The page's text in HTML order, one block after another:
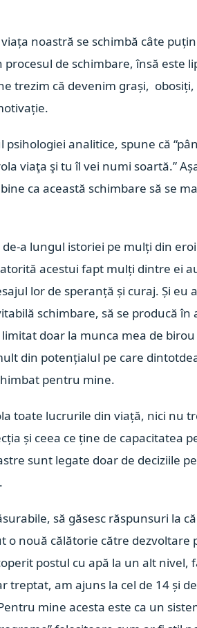
noastră se schimbă câte
de schimbare, însă este
trezim că devenim grași,
psihologiei analitice, spune că
viaţa şi tu îl vei numi soartă.”
ca această schimbare să se
a lungul istoriei pe mulți din
acestui fapt mulți dintre ei
lor de speranță și curaj. Și eu
schimbare, să se producă
doar la munca mea de birou
din potențialul pe care
pentru mine.
toate lucrurile din viață, nici nu
și ceea ce ține de capacitatea
sunt legate doar de deciziile
să găsesc răspunsuri la
o nouă călătorie către
postul cu apă la un alt
treptat, am ajuns la cel de 14 și
mine acesta este ca un